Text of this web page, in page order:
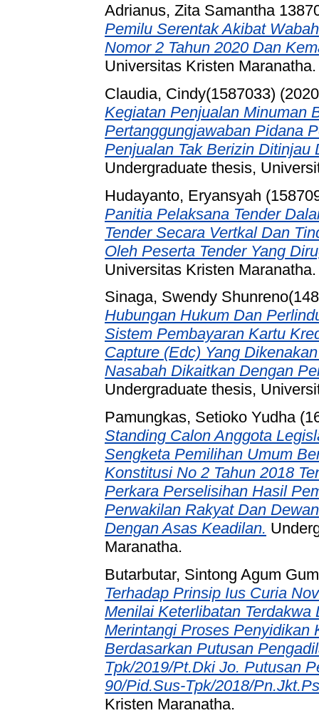
Adrianus, Zita Samantha
Pemilu Serentak Akibat
Nomor 2 Tahun 2020 Dan
Universitas Kristen Maranatha.
Claudia, Cindy(1587033)
Kegiatan Penjualan Minuman
Pertanggungjawaban Pidana
Penjualan Tak Berizin Ditinjau
Undergraduate thesis,
Hudayanto, Eryansyah
Panitia Pelaksana Tender
Tender Secara Vertkal Dan
Oleh Peserta Tender Yang
Universitas Kristen Maranatha.
Sinaga, Swendy
Hubungan Hukum Dan
Sistem Pembayaran Kartu
Capture (Edc) Yang
Nasabah Dikaitkan Dengan
Undergraduate thesis,
Pamungkas, Setioko Yudha
Standing Calon Anggota
Sengketa Pemilihan Umum
Konstitusi No 2 Tahun 2018
Perkara Perselisihan Hasil
Perwakilan Rakyat Dan
Dengan Asas Keadilan.
Maranatha.
Butarbutar, Sintong Agum
Terhadap Prinsip Ius Curia
Menilai Keterlibatan
Merintangi Proses Penyidikan
Berdasarkan Putusan
Tpk/2019/Pt.Dki Jo. Putusan
90/Pid.Sus-Tpk/2018/
Kristen Maranatha.